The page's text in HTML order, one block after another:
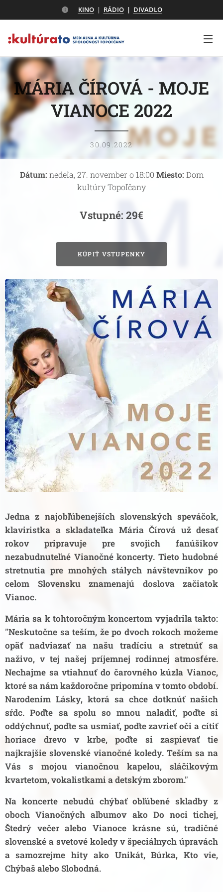
KINO| RÁDIO| DIVADLO
MÁRIA ČÍROVÁ - MOJE
VIANOCE 2022
30.09.2022
Dátum: nedeľa, 27. november o 18:00 Miesto: Dom
kultúry Topoľčany
Vstupné: 29€
KÚPIŤ VSTUPENKY
Jedna z najobľúbenejších slovenských speváčok,
klaviristka a skladateľka Mária Čírová už desať
rokov pripravuje pre svojich fanúšikov
nezabudnuteľné Vianočné koncerty. Tieto hudobné
stretnutia pre mnohých stálych návštevníkov po
celom Slovensku znamenajú doslova začiatok
Vianoc.
Mária sa k tohtoročným koncertom vyjadrila takto:
"Neskutočne sa teším, že po dvoch rokoch možeme
opäť nadviazať na našu tradíciu a stretnúť sa
naživo, v tej našej príjemnej rodinnej atmosfére.
Nechajme sa vtiahnuť do čarovného kúzla Vianoc,
ktoré sa nám každoročne pripomína v tomto období.
Narodením Lásky, ktorá sa chce dotknúť našich
sŕdc. Poďte sa spolu so mnou naladiť, poďte si
oddýchnuť, poďte sa usmiať, poďte zavrieť oči a cítiť
horiace drevo v krbe, poďte si zaspievať tie
najkrajšie slovenské vianočné koledy. Teším sa na
Vás s mojou vianočnou kapelou, sláčikovým
kvartetom, vokalistkami a detským zborom."
Na koncerte nebudú chýbať obľúbené skladby z
oboch Vianočných albumov ako Do noci tichej,
Štedrý večer alebo Vianoce krásne sú, tradičné
slovenské a svetové koledy v špeciálnych úpravách
a samozrejme hity ako Unikát, Búrka, Kto vie,
Chýbaš alebo Slobodná.